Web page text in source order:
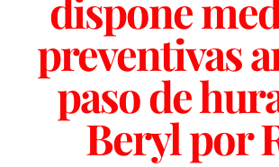
preventivas
paso de
Beryl por